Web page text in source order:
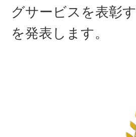
グサービスを表彰
を発表します。